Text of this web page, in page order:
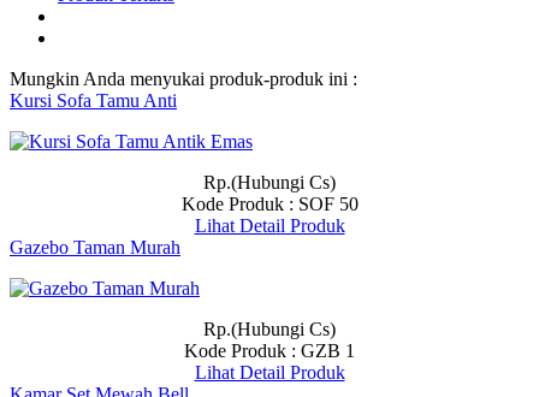
Mungkin Anda menyukai produk-produk ini :
Kursi Sofa Tamu Anti
Rp.(Hubungi Cs)
Kode Produk : SOF 50
Lihat Detail Produk
Gazebo Taman Murah
Rp.(Hubungi Cs)
Kode Produk : GZB 1
Lihat Detail Produk